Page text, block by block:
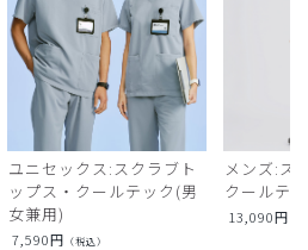
ユニセックス:スクラブト
ップス・クールテック(男
女兼用)
7,590円 （税込）
メンズ:ス
クールテ
13,090円